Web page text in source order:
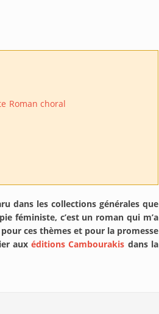
Roman choral
dans les collections générales que
féministe, c’est un roman qui m’a
ces thèmes et pour la promesse
auxéditions Cambourakis dans la